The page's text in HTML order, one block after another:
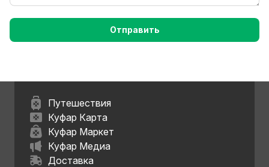
Отправить
Путешествия
Куфар Карта
Куфар Маркет
Куфар Медиа
Доставка